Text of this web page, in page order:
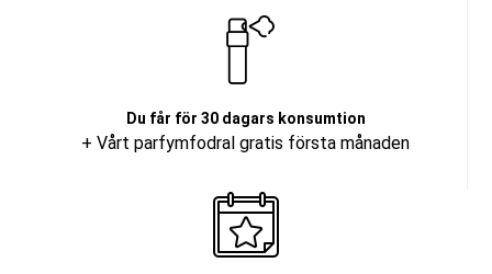
Du får för 30 dagars konsumtion
+ Vårt parfymfodral gratis första månaden